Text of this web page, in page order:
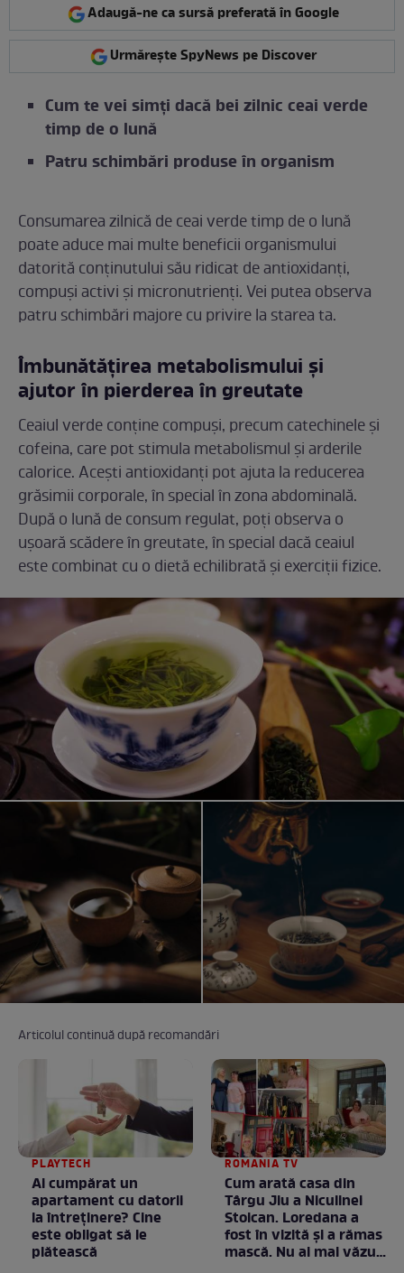
Adaugă-ne ca sursă preferată în Google
Urmărește SpyNews pe Discover
Cum te vei simți dacă bei zilnic ceai verde
timp de o lună
Patru schimbări produse în organism
Consumarea zilnică de ceai verde timp de o lună
poate aduce mai multe beneficii organismului
datorită conținutului său ridicat de antioxidanți,
compuși activi și micronutrienți. Vei putea observa
patru schimbări majore cu privire la starea ta.
Îmbunătățirea metabolismului și
ajutor în pierderea în greutate
Ceaiul verde conține compuși, precum catechinele și
cofeina, care pot stimula metabolismul și arderile
calorice. Acești antioxidanți pot ajuta la reducerea
grăsimii corporale, în special în zona abdominală.
După o lună de consum regulat, poți observa o
ușoară scădere în greutate, în special dacă ceaiul
este combinat cu o dietă echilibrată și exerciții fizice.
Articolul continuă după recomandări
PLAYTECH
Ai cumpărat un
apartament cu datorii
la întreținere? Cine
este obligat să le
plătească
ROMANIA TV
Cum arată casa din
Târgu Jiu a Niculinei
Stoican. Loredana a
fost în vizită și a rămas
mască. Nu ai mai văzut